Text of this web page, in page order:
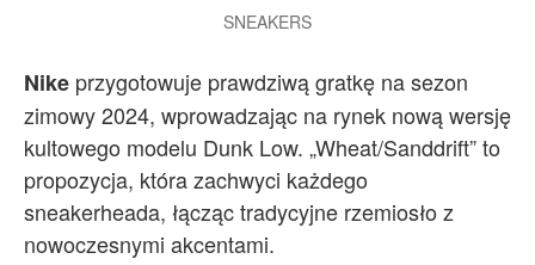
SNEAKERS
Nike przygotowuje prawdziwą gratkę na sezon
zimowy 2024, wprowadzając na rynek nową wersję
kultowego modelu Dunk Low. „Wheat/Sanddrift” to
propozycja, która zachwyci każdego
sneakerheada, łącząc tradycyjne rzemiosło z
nowoczesnymi akcentami.